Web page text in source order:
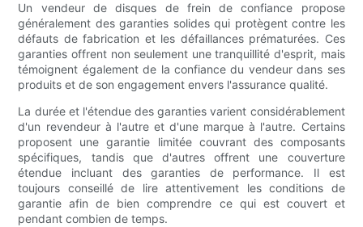
Un vendeur de disques de frein de confiance propose
généralement des garanties solides qui protègent contre les
défauts de fabrication et les défaillances prématurées. Ces
garanties offrent non seulement une tranquillité d'esprit, mais
témoignent également de la confiance du vendeur dans ses
produits et de son engagement envers l'assurance qualité.
La durée et l'étendue des garanties varient considérablement
d'un revendeur à l'autre et d'une marque à l'autre. Certains
proposent une garantie limitée couvrant des composants
spécifiques, tandis que d'autres offrent une couverture
étendue incluant des garanties de performance. Il est
toujours conseillé de lire attentivement les conditions de
garantie afin de bien comprendre ce qui est couvert et
pendant combien de temps.